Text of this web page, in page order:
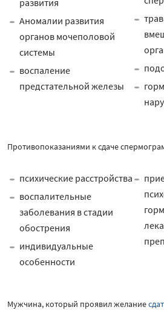
развития
Аномалии развития
органов мочеполовой
системы
воспаление
предстательной железы
Противопоказаниями к сдаче
психические расстройства
воспалительные
заболевания в стадии
обострения
индивидуальные
особенности
Мужчина, который проявил желание